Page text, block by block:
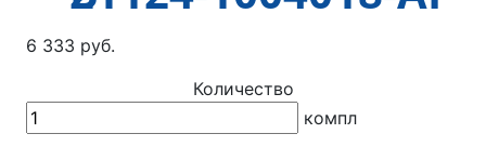
6 333 руб.
Количество
компл